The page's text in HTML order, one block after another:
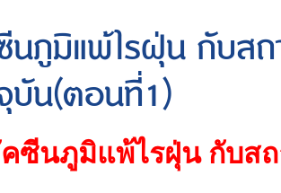
นภูมิแพ้ไรฝุ่น กับส
บัน(ตอนที่1)
ซีนภูมิแพ้ไรฝุ่น กับส